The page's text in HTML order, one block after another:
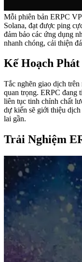
Mỗi phiên bản ERPC
Solana, đạt được ping
đảm bảo các ứng dụng
nhanh chóng, cải thiện
Kế Hoạch
Tắc nghẽn giao dịch
quan trọng. ERPC đang
liên tục tinh chỉnh chất
dự kiến sẽ giới thiệu
lai gần.
Trải Nghiệm